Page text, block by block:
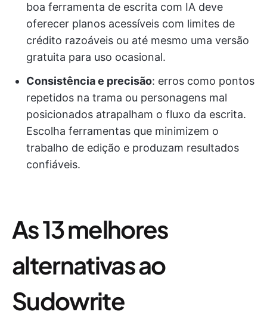
boa ferramenta de escrita com IA deve
oferecer planos acessíveis com limites de
crédito razoáveis ou até mesmo uma versão
gratuita para uso ocasional.
Consistência e precisão: erros como pontos
repetidos na trama ou personagens mal
posicionados atrapalham o fluxo da escrita.
Escolha ferramentas que minimizem o
trabalho de edição e produzam resultados
confiáveis.
As 13 melhores
alternativas ao
Sudowrite